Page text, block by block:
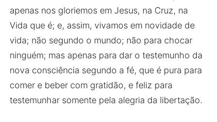
apenas nos gloriemos em Jesus, na Cruz, na
Vida que é; e, assim, vivamos em novidade de
vida; não segundo o mundo; não para chocar
ninguém; mas apenas para dar o testemunho da
nova consciência segundo a fé, que é pura para
comer e beber com gratidão, e feliz para
testemunhar somente pela alegria da libertação.